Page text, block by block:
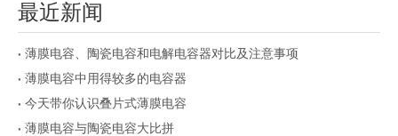
最近新闻
薄膜电容、陶瓷电容和电解电容器对比及注意事项
薄膜电容中用得较多的电容器
今天带你认识叠片式薄膜电容
薄膜电容与陶瓷电容大比拼